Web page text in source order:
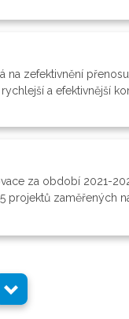
na zefektivnění
a efektivnější
za období 2021-
projektů zaměřených